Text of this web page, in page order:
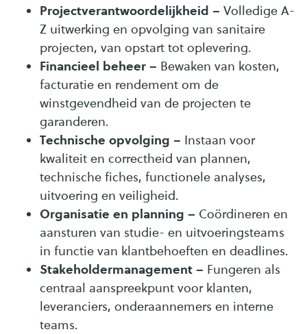
Projectverantwoordelijkheid – Volledige A-
Z uitwerking en opvolging van sanitaire
projecten, van opstart tot oplevering.
Financieel beheer – Bewaken van kosten,
facturatie en rendement om de
winstgevendheid van de projecten te
garanderen.
Technische opvolging – Instaan voor
kwaliteit en correctheid van plannen,
technische fiches, functionele analyses,
uitvoering en veiligheid.
Organisatie en planning – Coördineren en
aansturen van studie- en uitvoeringsteams
in functie van klantbehoeften en deadlines.
Stakeholdermanagement – Fungeren als
centraal aanspreekpunt voor klanten,
leveranciers, onderaannemers en interne
teams.